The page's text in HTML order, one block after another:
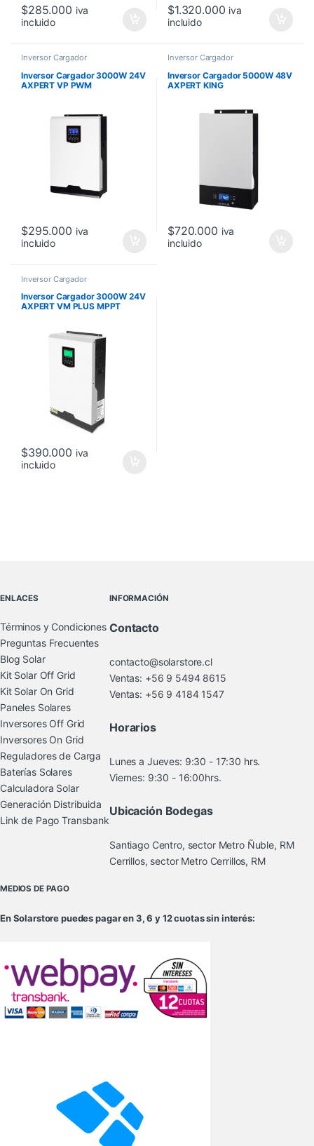
$285.000 iva
incluido
$1.320.000 iva
incluido
Inversor Cargador
Inversor Cargador 3000W 24V
AXPERT VP PWM
$295.000 iva
incluido
Inversor Cargador
Inversor Cargador 5000W 48V
AXPERT KING
$720.000 iva
incluido
Inversor Cargador
Inversor Cargador 3000W 24V
AXPERT VM PLUS MPPT
$390.000 iva
incluido
ENLACES
Términos y Condiciones
Preguntas Frecuentes
Blog Solar
Kit Solar Off Grid
Kit Solar On Grid
Paneles Solares
Inversores Off Grid
Inversores On Grid
Reguladores de Carga
Baterías Solares
Calculadora Solar
Generación Distribuida
Link de Pago Transbank
INFORMACIÓN
Contacto
contacto@solarstore.cl
Ventas: +56 9 5494 8615
Ventas: +56 9 4184 1547
Horarios
Lunes a Jueves: 9:30 - 17:30 hrs.
Viernes: 9:30 - 16:00hrs.
Ubicación Bodegas
Santiago Centro, sector Metro Ñuble, RM
Cerrillos, sector Metro Cerrillos, RM
MEDIOS DE PAGO
En Solarstore puedes pagar en 3, 6 y 12 cuotas sin interés: